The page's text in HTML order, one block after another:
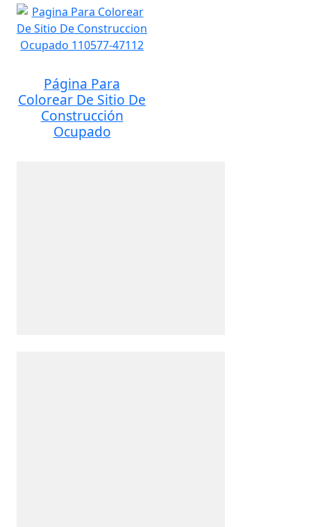
Página Para
Colorear De Sitio De
Construcción
Ocupado